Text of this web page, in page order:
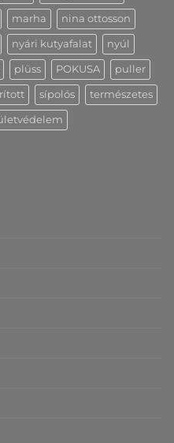
marha nina ottosson
nyári kutyafalat nyúl
plüss POKUSA puller
sípolós természetes